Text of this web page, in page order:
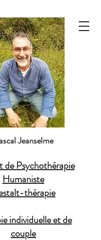
Jeanselme
de Psychothérapie
Humaniste
thérapie
individuelle et de
couple